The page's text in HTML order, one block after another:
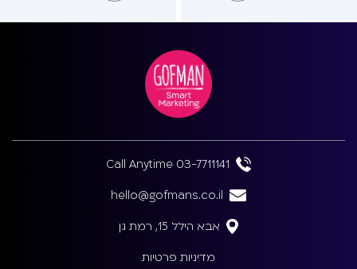
Call Anytime 03-7711141
hello@gofmans.co.il
אבא הילל 15, רמת גן
מדיניות פרטיות